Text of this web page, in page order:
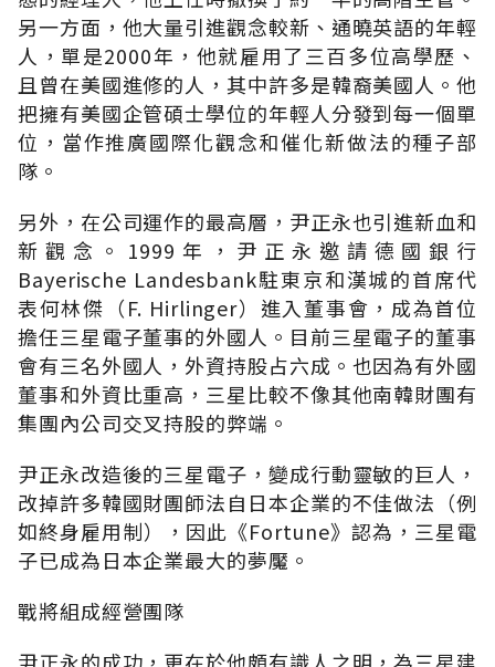
另一方面，他大量引進觀念較新、通曉英語的年輕
人，單是2000年，他就雇用了三百多位高學歷、
且曾在美國進修的人，其中許多是韓裔美國人。他
把擁有美國企管碩士學位的年輕人分發到每一個單
位，當作推廣國際化觀念和催化新做法的種子部
隊。
另外，在公司運作的最高層，尹正永也引進新血和
新觀念。1999年，尹正永邀請德國銀行
Bayerische Landesbank駐東京和漢城的首席代
表何林傑（F. Hirlinger）進入董事會，成為首位
擔任三星電子董事的外國人。目前三星電子的董事
會有三名外國人，外資持股占六成。也因為有外國
董事和外資比重高，三星比較不像其他南韓財團有
集團內公司交叉持股的弊端。
尹正永改造後的三星電子，變成行動靈敏的巨人，
改掉許多韓國財團師法自日本企業的不佳做法（例
如終身雇用制），因此《Fortune》認為，三星電
子已成為日本企業最大的夢魘。
戰將組成經營團隊
尹正永的成功，更在於他頗有識人之明，為三星建